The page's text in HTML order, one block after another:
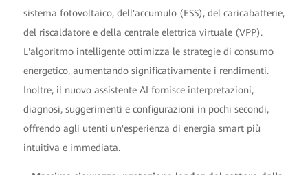
sistema fotovoltaico, dell'accumulo (ESS), del caricabatterie,
del riscaldatore e della centrale elettrica virtuale (VPP).
L'algoritmo intelligente ottimizza le strategie di consumo
energetico, aumentando significativamente i rendimenti.
Inoltre, il nuovo assistente AI fornisce interpretazioni,
diagnosi, suggerimenti e configurazioni in pochi secondi,
offrendo agli utenti un'esperienza di energia smart più
intuitiva e immediata.